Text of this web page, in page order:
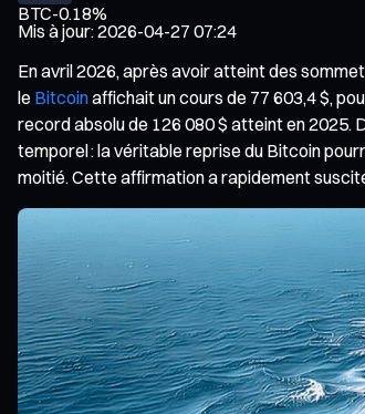
BTC-0.18%
Mis à jour:2026-04-27 07:24
En avril 2026, après avoir atteint des
le Bitcoinaffichait un cours de 77 603,4 $,
record absolu de 126 080 $ atteint en 2025.
temporel : la véritable reprise du Bitcoin
moitié. Cette affirmation a rapidement